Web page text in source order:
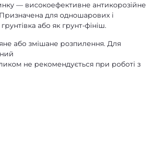
— високоефективне антикорозійне
для одношарових і
або як грунт-фініш.
або змішане розпилення. Для
не рекомендується при роботі з